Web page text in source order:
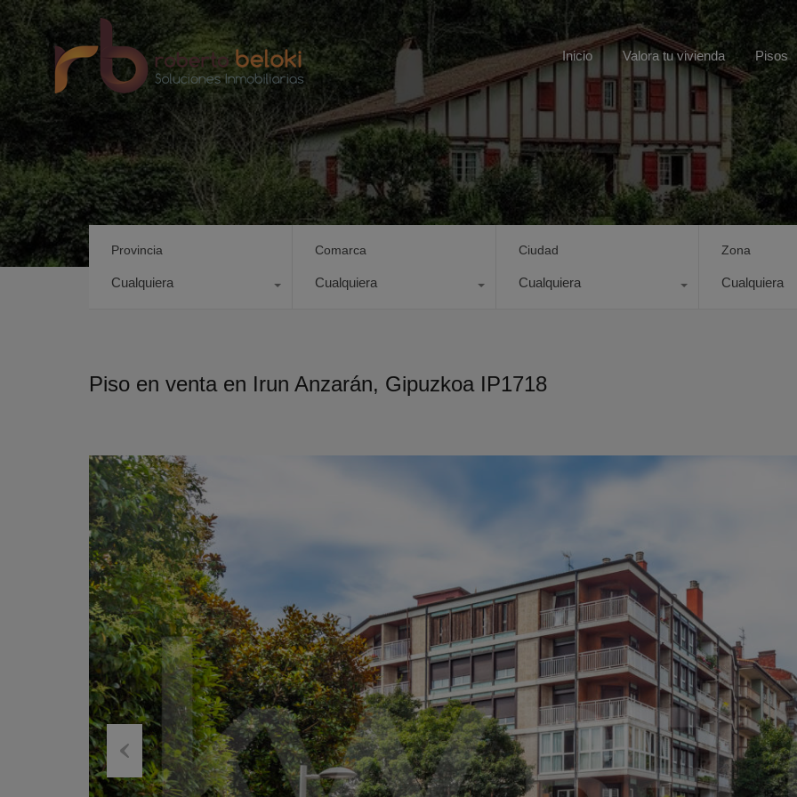
Inicio Valora tu vivienda Pisos
Provincia
Cualquiera
Comarca
Cualquiera
Ciudad
Cualquiera
Zona
Cualquiera
Piso en venta en Irun Anzarán, Gipuzkoa IP1718
Previous